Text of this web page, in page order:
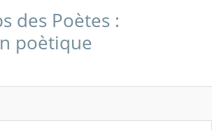
des Poètes :
poètique